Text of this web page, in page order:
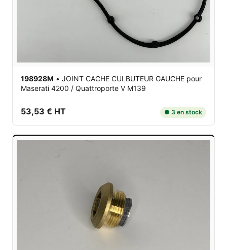
198928M • JOINT CACHE CULBUTEUR GAUCHE pour
Maserati 4200 / Quattroporte V M139
53,53 € HT ● 3 en stock